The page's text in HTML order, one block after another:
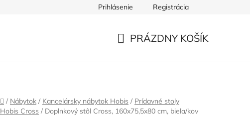
Prihlásenie Registrácia
PRÁZDNY KOŠÍK
Domov
/ Nábytok / Kancelársky nábytok Hobis / Prídavné stoly
Hobis Cross / Doplnkový stôl Cross, 160x75,5x80 cm, biela/kov